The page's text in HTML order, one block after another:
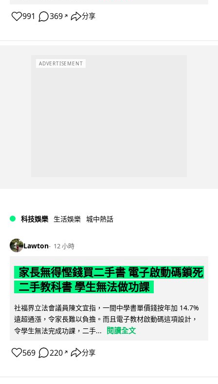
991 369 ↗ 分享
ADVERTISEMENT
科技娛樂 生活娛樂 城中熱話
Lawton 12 小時
家長無得慳錢買二手書 電子啟動碼鎖死
二手教科書 學生無法做功課
社福界立法會議員陳文宜指，一間中學書單價錢按年加 14.7%
遠超通漲，令家長難以負擔。而且電子教材啟動碼這項設計，
令學生無法完成功課，二手...
閱讀全文
569 220 ↗ 分享